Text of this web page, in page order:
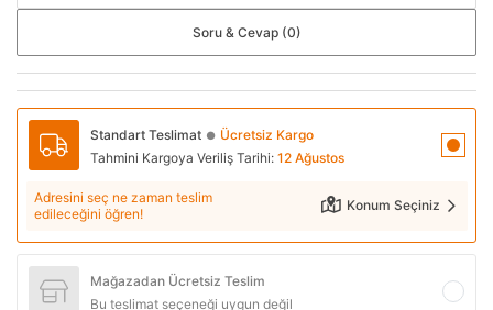
Soru & Cevap (0)
Standart Teslimat ● Ücretsiz Kargo
Tahmini Kargoya Veriliş Tarihi: 12 Ağustos
Adresini seç ne zaman teslim
edileceğini öğren!
Konum Seçiniz
Mağazadan Ücretsiz Teslim
Bu teslimat seçeneği uygun değil